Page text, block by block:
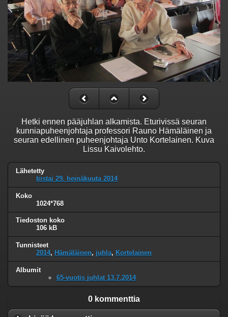
Hetki ennen pääjuhlan alkamista. Eturivissä seuran
kunniapuheenjohtaja professori Rauno Hämäläinen ja
seuran edellinen puheenjohtaja Unto Kortelainen. Kuva
Lissu Kaivolehto.
Lähetetty
tiistai 29. heinäkuuta 2014
Koko
1024*768
Tiedoston koko
106 kB
Tunnisteet
2014, Hämäläinen, juhla, Kortelainen
Albumit
65-vuotis juhlat 13.7.2014
0 kommenttia